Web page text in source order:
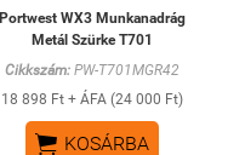
Portwest WX3 Munkanadrág
Metál Szürke T701
Cikkszám: PW-T701MGR42
18 898 Ft + ÁFA (24 000 Ft)
 KOSÁRBA